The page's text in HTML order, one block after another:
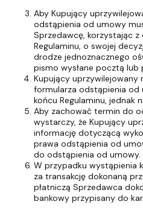
Aby Kupujący
odstąpienia od umowy
Sprzedawcę, korzystając
Regulaminu, o swojej
drodze jednoznacznego
pismo wysłane pocztą
Kupujący uprzywilejowany
formularza odstąpienia od
końcu Regulaminu, jednak
Aby zachować termin do
wystarczy, że Kupujący
informację dotyczącą
prawa odstąpienia od
do odstąpienia od umowy.
W przypadku wystąpienia
za transakcję dokonaną
płatniczą Sprzedawca
bankowy przypisany do